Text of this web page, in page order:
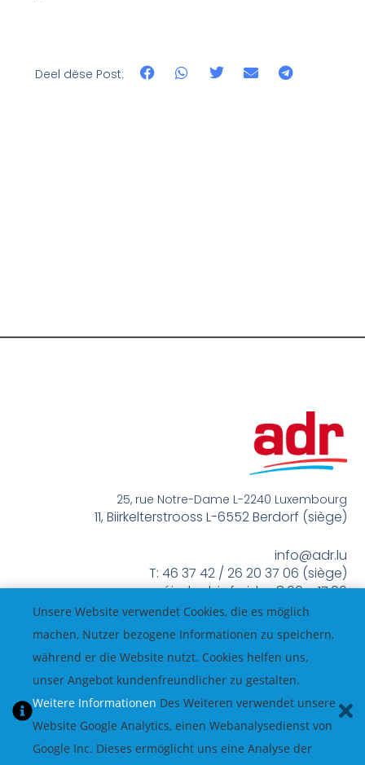
Deel dëse Post:
25, rue Notre-Dame L-2240 Luxembourg
11, Biirkelterstrooss L-6552 Berdorf (siège)
info@adr.lu
T: 46 37 42 / 26 20 37 06 (siège)
méindes bis freides 8:00 – 17:00
Unsere Website verwendet Cookies, die es möglich
machen, Nutzer bezogene Informationen zu speichern,
während er die Website nutzt. Cookies helfen uns,
unser Angebot kundenfreundlicher zu gestalten.
Weitere Informationen Des Weiteren verwendet unsere
Website Google Analytics, einen Webanalysedienst von
Google Inc. Dieses ermöglicht uns eine Analyse der